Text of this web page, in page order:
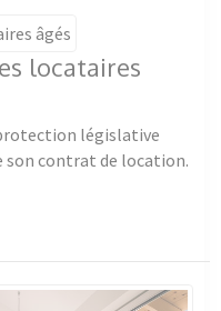
locataires
législative
son contrat de location.